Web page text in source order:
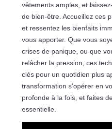
vêtements amples, et
de bien-être. Accueillez ces
et ressentez les bienfaits
vous apporter. Que vous
crises de panique, ou que
relâcher la pression, ces
clés pour un quotidien plus
transformation s’opérer en
profonde à la fois, et faites
essentielle.